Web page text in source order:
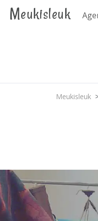
Meukisleuk
Meukisleuk